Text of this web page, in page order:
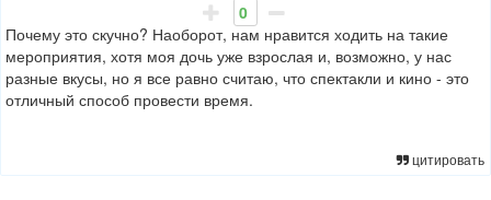
0
Почему это скучно? Наоборот, нам нравится ходить на такие
мероприятия, хотя моя дочь уже взрослая и, возможно, у нас
разные вкусы, но я все равно считаю, что спектакли и кино - это
отличный способ провести время.
цитировать